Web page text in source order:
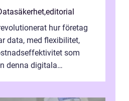
,editorial
hur företag
data, med flexibilitet,
som
denna digitala